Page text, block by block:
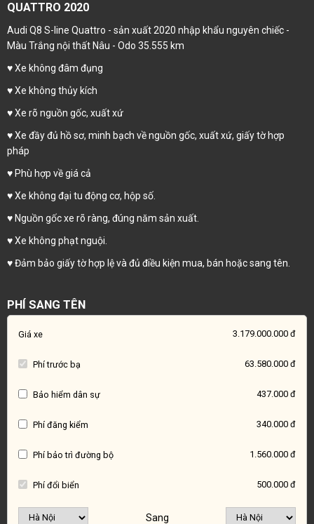
QUATTRO 2020
Audi Q8 S-line Quattro - sản xuất 2020 nhập khẩu nguyên chiếc -
Màu Trắng nội thất Nâu - Odo 35.555 km
♥️ Xe không đâm đụng
♥️ Xe không thủy kích
♥️ Xe rõ nguồn gốc, xuất xứ
♥️ Xe đầy đủ hồ sơ, minh bạch về nguồn gốc, xuất xứ, giấy tờ hợp
pháp
♥️ Phù hợp về giá cả
♥️ Xe không đại tu động cơ, hộp số.
♥️ Nguồn gốc xe rõ ràng, đúng năm sản xuất.
♥️ Xe không phạt nguội.
♥️ Đảm bảo giấy tờ hợp lệ và đủ điều kiện mua, bán hoặc sang tên.
PHÍ SANG TÊN
Giá xe 3.179.000.000 đ
Phí trước bạ 63.580.000 đ
Bảo hiểm dân sự 437.000 đ
Phí đăng kiểm 340.000 đ
Phí bảo trì đường bộ 1.560.000 đ
Phí đổi biển 500.000 đ
Sang